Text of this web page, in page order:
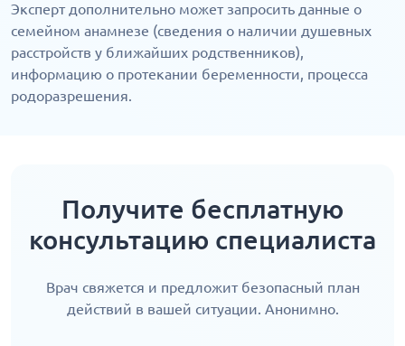
Эксперт дополнительно может запросить данные о
семейном анамнезе (сведения о наличии душевных
расстройств у ближайших родственников),
информацию о протекании беременности, процесса
родоразрешения.
Получите бесплатную
консультацию специалиста
Врач свяжется и предложит безопасный план
действий в вашей ситуации. Анонимно.